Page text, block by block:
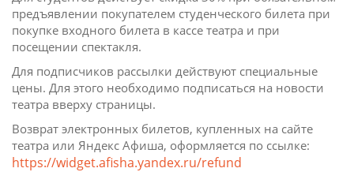
предъявлении покупателем студенческого билета при
покупке входного билета в кассе театра и при
посещении спектакля.
Для подписчиков рассылки действуют специальные
цены. Для этого необходимо подписаться на новости
театра вверху страницы.
Возврат электронных билетов, купленных на сайте
театра или Яндекс Афиша, оформляется по ссылке:
https://widget.afisha.yandex.ru/refund